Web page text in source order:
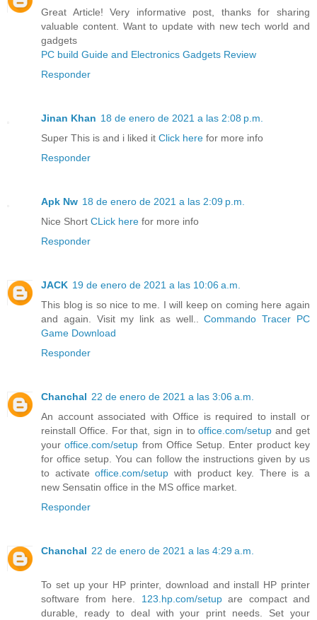
Great Article! Very informative post, thanks for sharing
valuable content. Want to update with new tech world and
gadgets
PC build Guide and Electronics Gadgets Review
Responder
Jinan Khan 18 de enero de 2021 a las 2:08 p.m.
Super This is and i liked it Click here for more info
Responder
Apk Nw 18 de enero de 2021 a las 2:09 p.m.
Nice Short CLick here for more info
Responder
JACK 19 de enero de 2021 a las 10:06 a.m.
This blog is so nice to me. I will keep on coming here again
and again. Visit my link as well..Commando Tracer PC
Game Download
Responder
Chanchal 22 de enero de 2021 a las 3:06 a.m.
An account associated with Office is required to install or
reinstall Office. For that, sign in tooffice.com/setup and get
youroffice.com/setup from Office Setup. Enter product key
for office setup. You can follow the instructions given by us
to activateoffice.com/setup with product key. There is a
new Sensatin office in the MS office market.
Responder
Chanchal 22 de enero de 2021 a las 4:29 a.m.
To set up your HP printer, download and install HP printer
software from here. 123.hp.com/setupare compact and
durable, ready to deal with your print needs. Set your